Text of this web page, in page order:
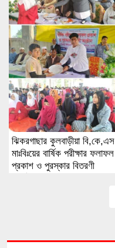
ঝিকরগাছার কুলবাড়ীয়া বি,কে,এস
মাঃবিঃয়ের বার্ষিক পরীক্ষার ফলাফল
প্রকাশ ও পুরস্কার বিতরণী